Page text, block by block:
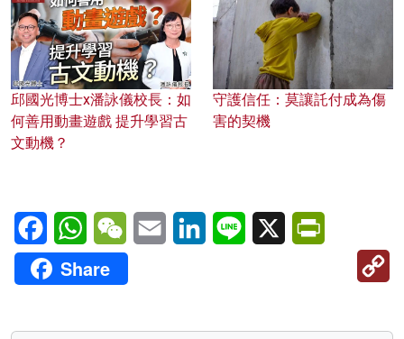
邱國光博士x潘詠儀校長：如
何善用動畫遊戲 提升學習古
文動機？
守護信任：莫讓託付成為傷
害的契機
FacebookWhatsAppWeChatEmail LinkedInLine X
Share